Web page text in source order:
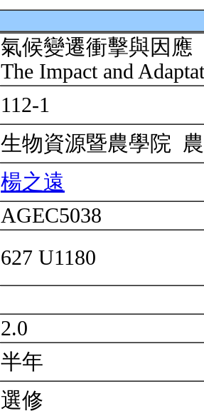
氣候變遷衝擊與因應
The Impact and
112-1
生物資源暨農學院
楊之遠
AGEC5038
627 U1180
2.0
半年
選修